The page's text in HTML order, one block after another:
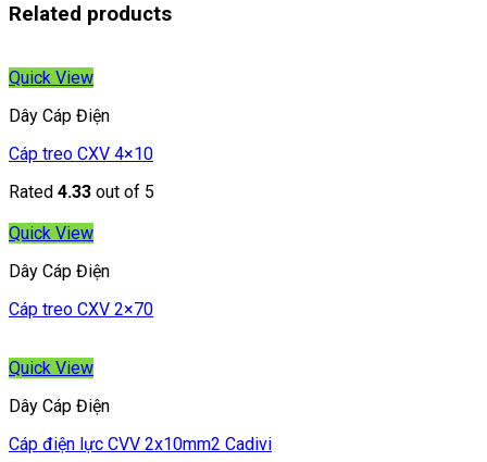
Related products
Quick View
Dây Cáp Điện
Cáp treo CXV 4×10
Rated 4.33 out of 5
Quick View
Dây Cáp Điện
Cáp treo CXV 2×70
Quick View
Dây Cáp Điện
Cáp điện lực CVV 2x10mm2 Cadivi